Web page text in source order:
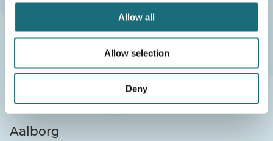
Allow all
Allow selection
Deny
eco2LIGHT A/S
Aalborg